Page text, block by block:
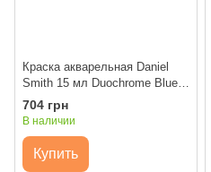
Краска акварельная Daniel
Smith 15 мл Duochrome Blue
Pear
704 грн
В наличии
Купить